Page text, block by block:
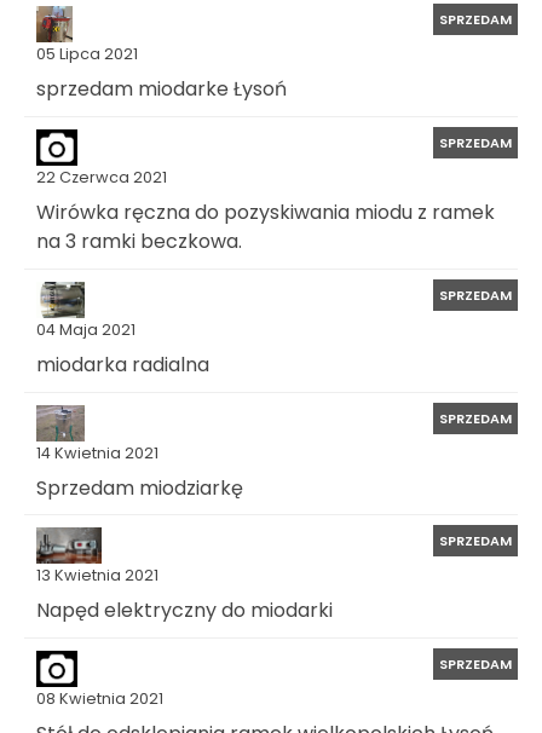
05 Lipca 2021
SPRZEDAM
sprzedam miodarke Łysoń
22 Czerwca 2021
SPRZEDAM
Wirówka ręczna do pozyskiwania miodu z ramek
na 3 ramki beczkowa.
04 Maja 2021
SPRZEDAM
miodarka radialna
14 Kwietnia 2021
SPRZEDAM
Sprzedam miodziarkę
13 Kwietnia 2021
SPRZEDAM
Napęd elektryczny do miodarki
08 Kwietnia 2021
SPRZEDAM